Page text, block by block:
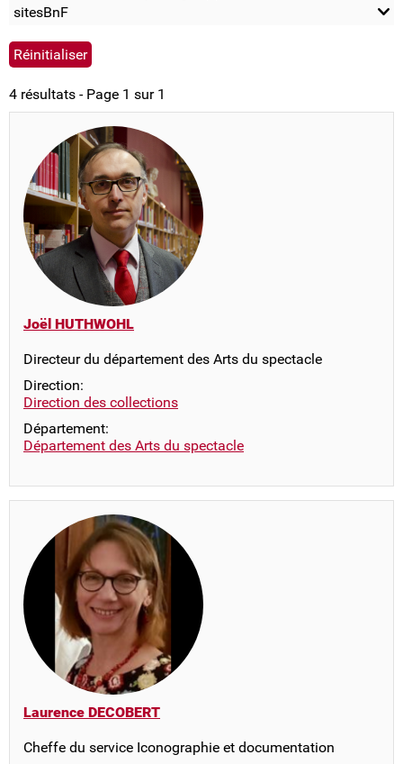
sitesBnF
4 résultats - Page 1 sur 1
Joël HUTHWOHL
Directeur du département des Arts du spectacle
Direction:
Direction des collections
Département:
Département des Arts du spectacle
Laurence DECOBERT
Cheffe du service Iconographie et documentation